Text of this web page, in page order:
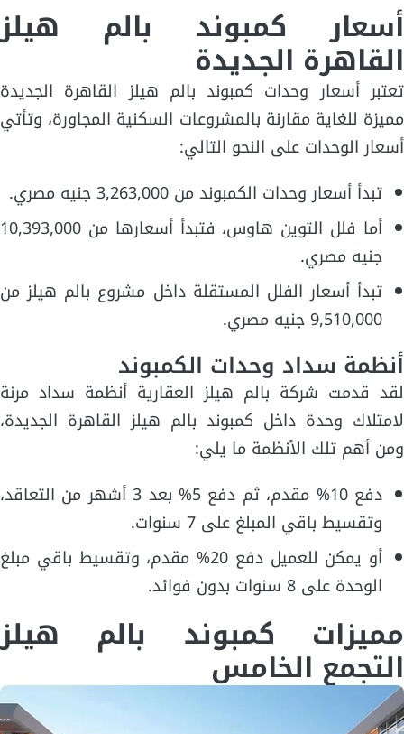
أسعار كمبوند بالم هيلز
القاهرة الجديدة
تعتبر أسعار وحدات كمبوند بالم هيلز القاهرة الجديدة
مميزة للغاية مقارنة بالمشروعات السكنية المجاورة، وتأتي
أسعار الوحدات على النحو التالي:
تبدأ أسعار وحدات الكمبوند من 3,263,000 جنيه مصري.
أما فلل التوين هاوس، فتبدأ أسعارها من 10,393,000
جنيه مصري.
تبدأ أسعار الفلل المستقلة داخل مشروع بالم هيلز من
9,510,000 جنيه مصري.
أنظمة سداد وحدات الكمبوند
لقد قدمت شركة بالم هيلز العقارية أنظمة سداد مرنة
لامتلاك وحدة داخل كمبوند بالم هيلز القاهرة الجديدة،
ومن أهم تلك الأنظمة ما يلي:
دفع 10% مقدم، ثم دفع 5% بعد 3 أشهر من التعاقد،
وتقسيط باقي المبلغ على 7 سنوات.
أو يمكن للعميل دفع 20% مقدم، وتقسيط باقي مبلغ
الوحدة على 8 سنوات بدون فوائد.
مميزات كمبوند بالم هيلز
التجمع الخامس